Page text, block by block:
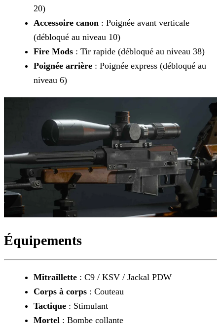
20)
Accessoire canon : Poignée avant verticale
(débloqué au niveau 10)
Fire Mods : Tir rapide (débloqué au niveau 38)
Poignée arrière : Poignée express (débloqué au
niveau 6)
Équipements
Mitraillette : C9 / KSV / Jackal PDW
Corps à corps : Couteau
Tactique : Stimulant
Mortel : Bombe collante